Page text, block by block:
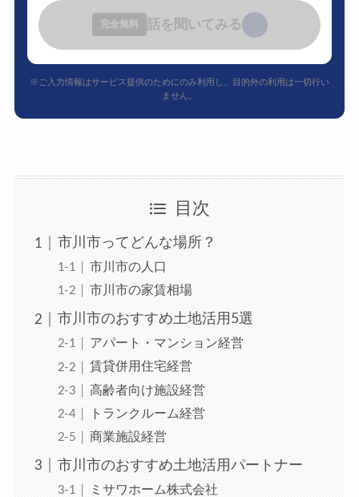
完全無料 話を聞いてみる
※ご入力情報はサービス提供のためにのみ利用し、目的外の利用は一切行い
ません。
目次
市川市ってどんな場所？
市川市の人口
市川市の家賃相場
市川市のおすすめ土地活用5選
アパート・マンション経営
賃貸併用住宅経営
高齢者向け施設経営
トランクルーム経営
商業施設経営
市川市のおすすめ土地活用パートナー
ミサワホーム株式会社